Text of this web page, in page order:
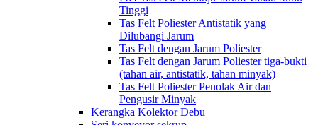
Tinggi
Tas Felt Poliester Antistatik yang
Dilubangi Jarum
Tas Felt dengan Jarum Poliester
Tas Felt dengan Jarum Poliester tiga-bukti
(tahan air, antistatik, tahan minyak)
Tas Felt Poliester Penolak Air dan
Pengusir Minyak
Kerangka Kolektor Debu